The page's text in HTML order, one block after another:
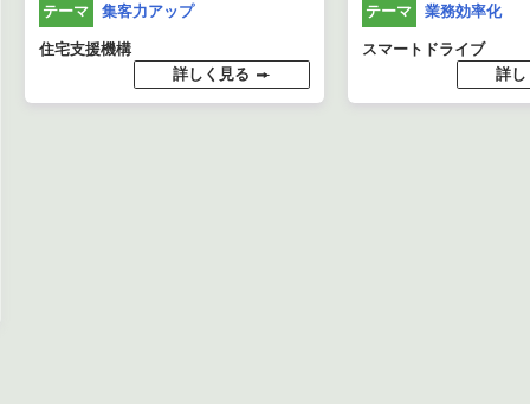
テーマ 集客力アップ
住宅支援機構
詳しく見る
テーマ 業務効率化
スマートドライブ
詳